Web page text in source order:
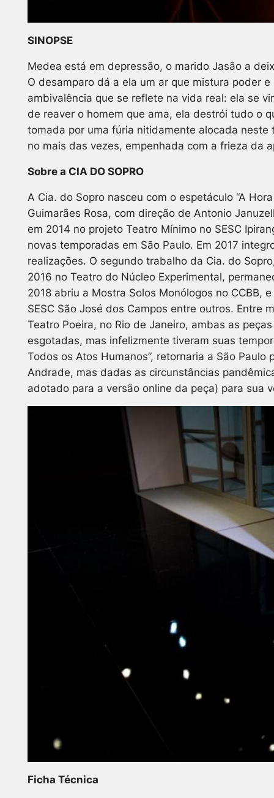
SINOPSE
Medea está em depressão, o marido Jasão a
O desamparo dá a ela um ar que mistura poder
ambivalência que se reflete na vida real: ela se
de reaver o homem que ama, ela destrói tudo o
tomada por uma fúria nitidamente alocada
no mais das vezes, empenhada com a frieza da
Sobre a CIA DO SOPRO
A Cia. do Sopro nasceu com o espetáculo “A
Guimarães Rosa, com direção de Antonio
em 2014 no projeto Teatro Mínimo no SESC
novas temporadas em São Paulo. Em 2017
realizações. O segundo trabalho da Cia. do
2016 no Teatro do Núcleo Experimental,
2018 abriu a Mostra Solos Monólogos no CCBB,
SESC São José dos Campos entre outros.
Teatro Poeira, no Rio de Janeiro, ambas as
esgotadas, mas infelizmente tiveram suas
Todos os Atos Humanos”, retornaria a São
Andrade, mas dadas as circunstâncias
adotado para a versão online da peça) para sua
Ficha Técnica